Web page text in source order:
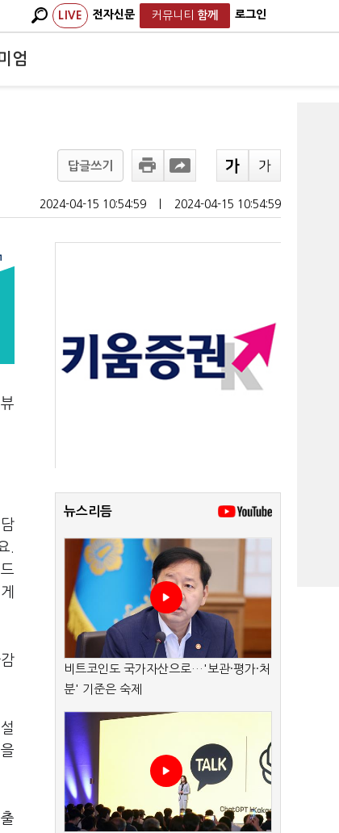
LIVE 전자신문 커뮤니티 함께 로그인
엄
답글쓰기
2024-04-15 10:54:59 2024-04-15 10:54:59
.
뉴스리듬
비트코인도 국가자산으로…'보관·평가·처
분' 기준은 숙제